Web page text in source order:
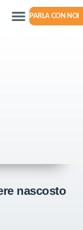
PARLA CON NOI
nascosto